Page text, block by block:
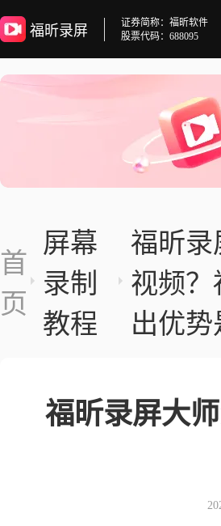
福昕录屏
证券简称：福昕软件
股票代码：688095
首
页
屏幕
录制
教程
福昕录
视频？
出优势
福昕录屏大